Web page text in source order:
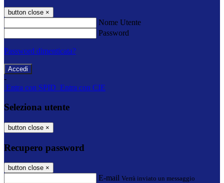
button close ×
Nome Utente
Password
Password dimenticata?
-
Entra con SPID Entra con CIE
Seleziona utente
button close ×
Recupero password
button close ×
E-mail Verrà inviato un messaggio